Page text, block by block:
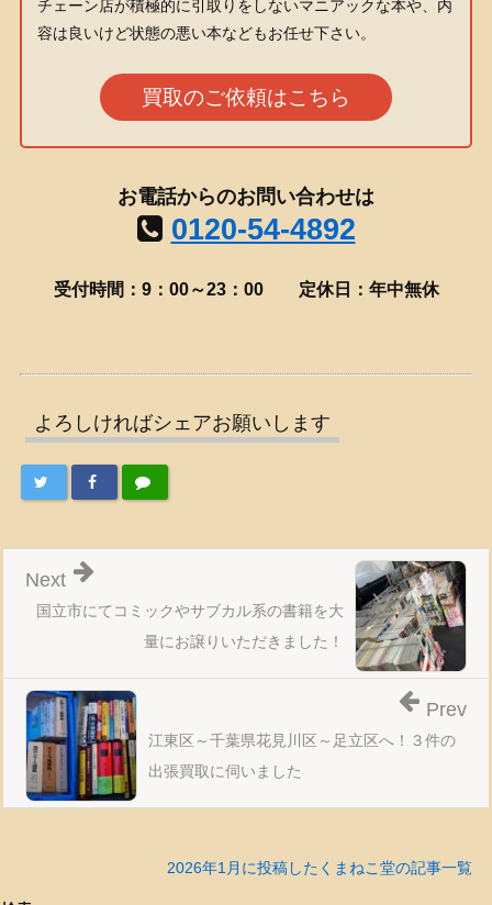
チェーン店が積極的に引取りをしないマニアックな本や、内
容は良いけど状態の悪い本などもお任せ下さい。
買取のご依頼はこちら
お電話からのお問い合わせは
0120-54-4892
受付時間：9：00～23：00 定休日：年中無休
よろしければシェアお願いします
国立市にてコミックやサブカル系の書籍を大
量にお譲りいただきました！
Next
江東区～千葉県花見川区～足立区へ！３件の
出張買取に伺いました
Prev
2026年1月に投稿したくまねこ堂の記事一覧